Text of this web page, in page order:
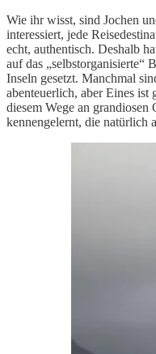
Wie ihr wisst, sind Jochen
interessiert, jede
echt, authentisch. Deshalb
auf das „selbstorganisierte“
Inseln gesetzt. Manchmal
abenteuerlich, aber Eines ist
diesem Wege an
kennengelernt, die natürlich